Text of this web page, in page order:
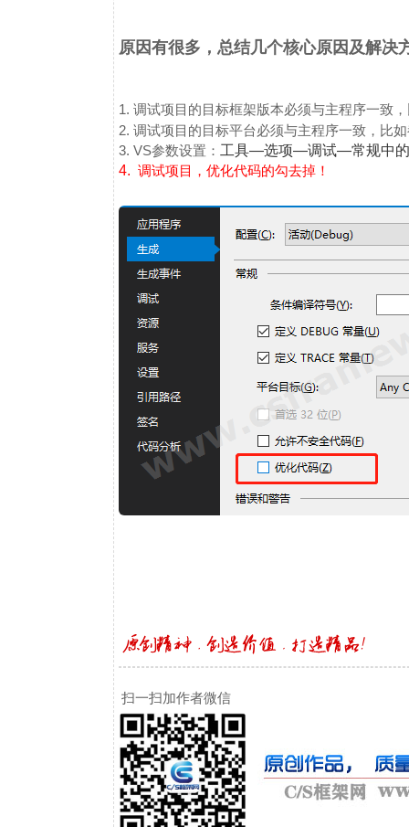
原因有很多，总结几个核心原因及解决
1. 调试项目的目标框架版本必须与主程序一致
2. 调试项目的目标平台必须与主程序一致，比
3. VS参数设置： 工具—选项—调试—常规中的
4. 调试项目，优化代码的勾去掉！
扫一扫加作者微信